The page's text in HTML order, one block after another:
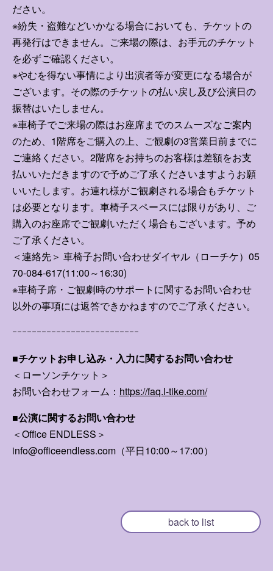
ださい。
※紛失・盗難などいかなる場合においても、チケットの
再発行はできません。ご来場の際は、お手元のチケット
を必ずご確認ください。
※やむを得ない事情により出演者等が変更になる場合が
ございます。その際のチケットの払い戻し及び公演日の
振替はいたしません。
※車椅子でご来場の際はお座席までのスムーズなご案内
のため、1階席をご購入の上、ご観劇の3営業日前までに
ご連絡ください。2階席をお持ちのお客様は差額をお支
払いいただきますので予めご了承くださいますようお願
いいたします。お連れ様がご観劇される場合もチケット
は必要となります。車椅子スペースには限りがあり、ご
購入のお座席でご観劇いただく場合もございます。予め
ご了承ください。
＜連絡先＞ 車椅子お問い合わせダイヤル（ローチケ）05
70-084-617(11:00～16:30)
※車椅子席・ご観劇時のサポートに関するお問い合わせ
以外の事項には返答できかねますのでご了承ください。
ｰｰｰｰｰｰｰｰｰｰｰｰｰｰｰｰｰｰｰｰｰｰｰｰｰｰ
■チケットお申し込み・入力に関するお問い合わせ
＜ローソンチケット＞
お問い合わせフォーム： https://faq.l-tike.com/
■公演に関するお問い合わせ
＜Office ENDLESS＞
info@officeendless.com（平日10:00～17:00）
back to list